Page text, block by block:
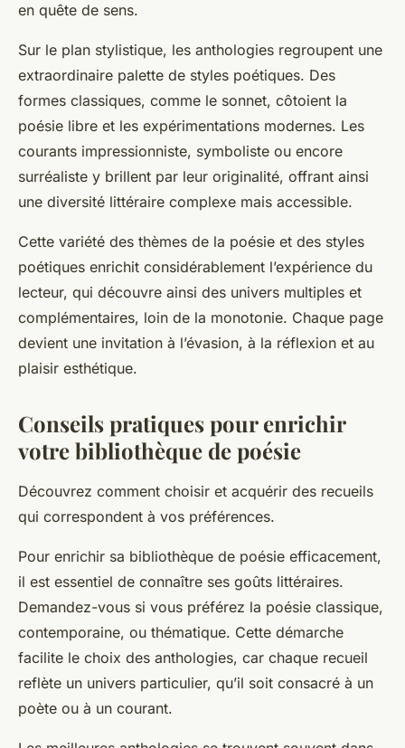
en quête de sens.
Sur le plan stylistique, les anthologies regroupent une
extraordinaire palette de styles poétiques. Des
formes classiques, comme le sonnet, côtoient la
poésie libre et les expérimentations modernes. Les
courants impressionniste, symboliste ou encore
surréaliste y brillent par leur originalité, offrant ainsi
une diversité littéraire complexe mais accessible.
Cette variété des thèmes de la poésie et des styles
poétiques enrichit considérablement l’expérience du
lecteur, qui découvre ainsi des univers multiples et
complémentaires, loin de la monotonie. Chaque page
devient une invitation à l’évasion, à la réflexion et au
plaisir esthétique.
Conseils pratiques pour enrichir
votre bibliothèque de poésie
Découvrez comment choisir et acquérir des recueils
qui correspondent à vos préférences.
Pour enrichir sa bibliothèque de poésie efficacement,
il est essentiel de connaître ses goûts littéraires.
Demandez-vous si vous préférez la poésie classique,
contemporaine, ou thématique. Cette démarche
facilite le choix des anthologies, car chaque recueil
reflète un univers particulier, qu’il soit consacré à un
poète ou à un courant.